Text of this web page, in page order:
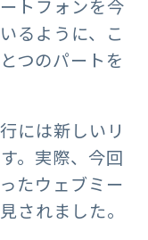
トフォンを今
るように、こ
つのパートを
には新しいリ
。実際、今回
たウェブミー
されました。